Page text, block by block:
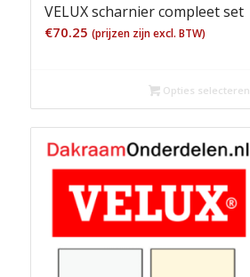
VELUX scharnier compleet set
€70.25 (prijzen zijn excl. BTW)
Opties selecteren